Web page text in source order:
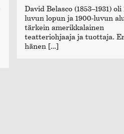
David Belasco (1853–1931) oli
luvun lopun ja 1900-luvun
tärkein amerikkalainen
teatteriohjaaja ja tuottaja.
hänen […]